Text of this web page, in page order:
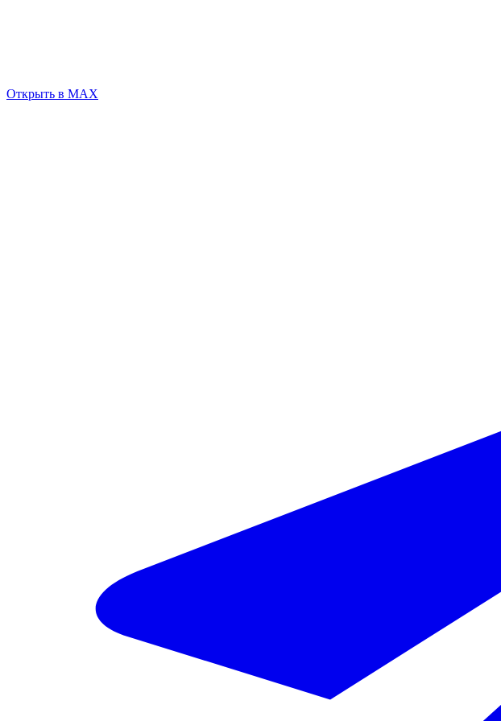
Открыть в MAX